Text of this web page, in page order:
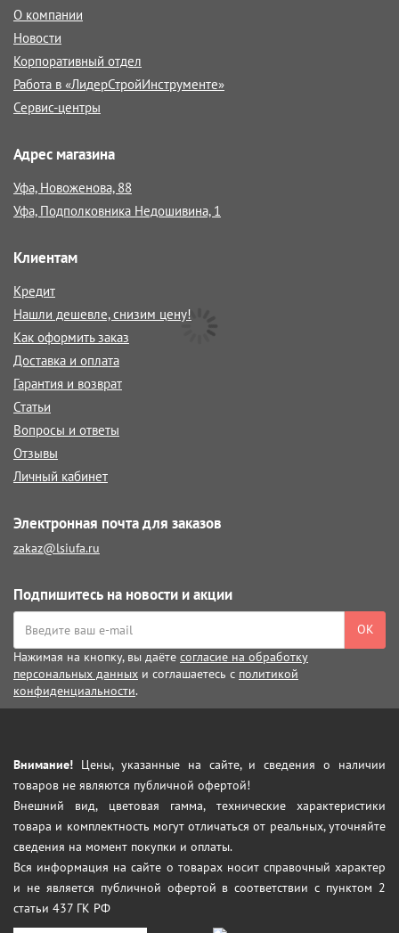
О компании
Новости
Корпоративный отдел
Работа в «ЛидерСтройИнструменте»
Сервис-центры
Адрес магазина
Уфа, Новоженова, 88
Уфа, Подполковника Недошивина, 1
Клиентам
Кредит
Нашли дешевле, снизим цену!
Как оформить заказ
Доставка и оплата
Гарантия и возврат
Статьи
Вопросы и ответы
Отзывы
Личный кабинет
Электронная почта для заказов
zakaz@lsiufa.ru
Подпишитесь на новости и акции
ОК
Нажимая на кнопку, вы даёте согласие на обработку
персональных данных и соглашаетесь с политикой
конфиденциальности.
Внимание! Цены, указанные на сайте, и сведения о наличии
товаров не являются публичной офертой!
Внешний вид, цветовая гамма, технические характеристики
товара и комплектность могут отличаться от реальных, уточняйте
сведения на момент покупки и оплаты.
Вся информация на сайте о товарах носит справочный характер
и не является публичной офертой в соответствии с пунктом 2
статьи 437 ГК РФ